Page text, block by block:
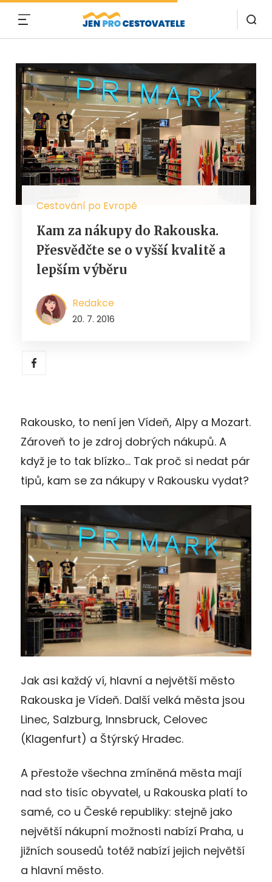
Cestování po Evropě
Kam za nákupy do Rakouska.
Přesvědčte se o vyšší kvalitě a
lepším výběru
Redakce
20. 7. 2016
Rakousko, to není jen Vídeň, Alpy a Mozart.
Zároveň to je zdroj dobrých nákupů. A
když je to tak blízko… Tak proč si nedat pár
tipů, kam se za nákupy v Rakousku vydat?
Jak asi každý ví, hlavní a největší město
Rakouska je Vídeň. Další velká města jsou
Linec, Salzburg, Innsbruck, Celovec
(Klagenfurt) a Štýrský Hradec.
A přestože všechna zmíněná města mají
nad sto tisíc obyvatel, u Rakouska platí to
samé, co u České republiky: stejně jako
největší nákupní možnosti nabízí Praha, u
jižních sousedů totéž nabízí jejich největší
a hlavní město.